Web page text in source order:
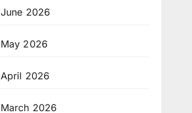
June 2026
May 2026
April 2026
March 2026